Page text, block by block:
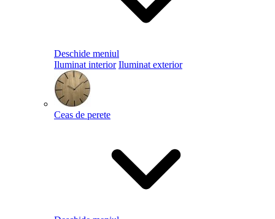
Deschide meniul
Iluminat interior Iluminat exterior
Ceas de perete